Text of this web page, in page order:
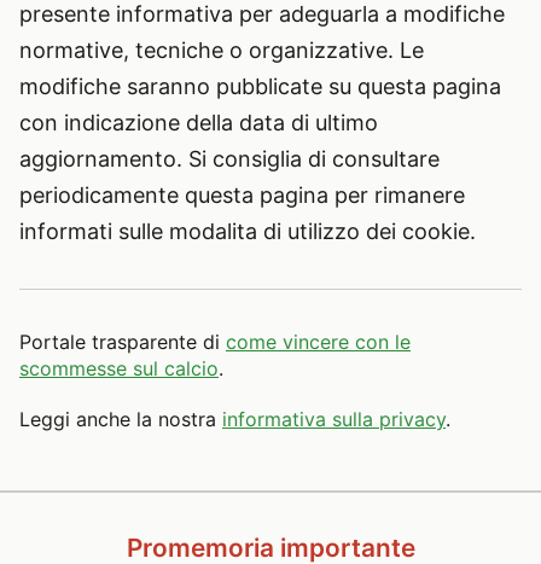
presente informativa per adeguarla a modifiche
normative, tecniche o organizzative. Le
modifiche saranno pubblicate su questa pagina
con indicazione della data di ultimo
aggiornamento. Si consiglia di consultare
periodicamente questa pagina per rimanere
informati sulle modalita di utilizzo dei cookie.
Portale trasparente di come vincere con le
scommesse sul calcio.
Leggi anche la nostra informativa sulla privacy.
Promemoria importante